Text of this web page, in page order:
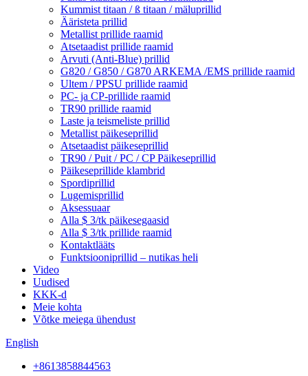
Kummist titaan / ß titaan / mäluprillid
Ääristeta prillid
Metallist prillide raamid
Atsetaadist prillide raamid
Arvuti (Anti-Blue) prillid
G820 / G850 / G870 ARKEMA /EMS prillide raamid
Ultem / PPSU prillide raamid
PC- ja CP-prillide raamid
TR90 prillide raamid
Laste ja teismeliste prillid
Metallist päikeseprillid
Atsetaadist päikeseprillid
TR90 / Puit / PC / CP Päikeseprillid
Päikeseprillide klambrid
Spordiprillid
Lugemisprillid
Aksessuaar
Alla $ 3/tk päikesegaasid
Alla $ 3/tk prillide raamid
Kontaktlääts
Funktsiooniprillid – nutikas heli
Video
Uudised
KKK-d
Meie kohta
Võtke meiega ühendust
English
+8613858844563